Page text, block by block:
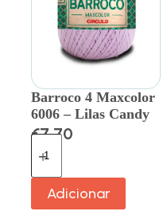
Barroco 4 Maxcolor
6006 – Lilas Candy
€7.70
Adicionar